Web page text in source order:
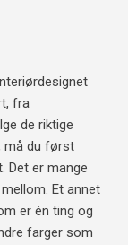
fra
de riktige
må du først
Det er mange
Et annet
er én ting og
farger som